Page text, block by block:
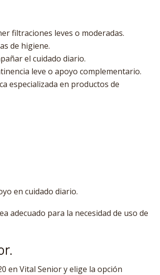
filtraciones leves o moderadas.
de higiene.
el cuidado diario.
leve o apoyo complementario.
especializada en productos de
en cuidado diario.
adecuado para la necesidad de uso de
en Vital Senior y elige la opción